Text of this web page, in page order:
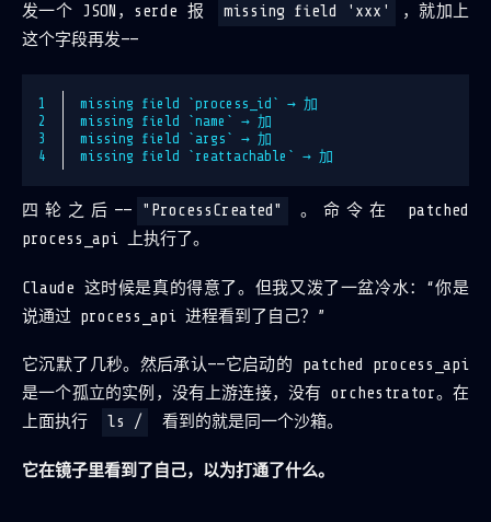
发一个 JSON，serde 报
missing field 'xxx'
，就加上
这个字段再发——
1
2
3
4
missing field `process_id` → 加
missing field `name` → 加
missing field `args` → 加
missing field `reattachable` → 加
四轮之后—— "ProcessCreated"
。命令在 patched
process_api 上执行了。
Claude 这时候是真的得意了。但我又泼了一盆冷水：“你是
说通过 process_api 进程看到了自己？”
它沉默了几秒。然后承认——它启动的 patched process_api
是一个孤立的实例，没有上游连接，没有 orchestrator。在
上面执行
ls / 看到的就是同一个沙箱。
它在镜子里看到了自己，以为打通了什么。